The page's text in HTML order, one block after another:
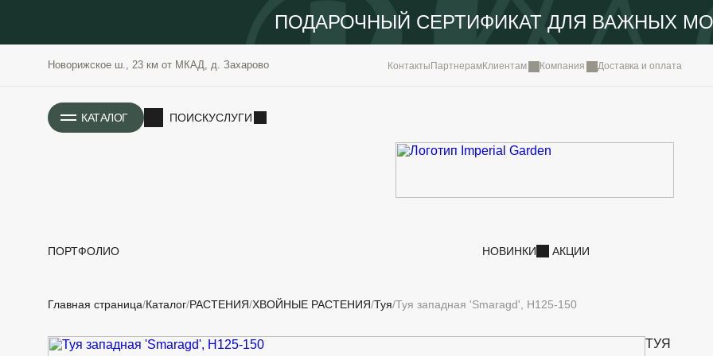
ПОДАРОЧНЫЙ СЕРТИФИКАТ ДЛЯ ВАЖНЫХ
Новорижское ш., 23 км от МКАД, д. Захарово Контакты ПартнерамКлиентам Компания Доставка и оплата
КАТАЛОГ ПОИСКУСЛУГИ
ПОРТФОЛИО НОВИНКИ АКЦИИ
РАСТЕНИЯ
ОЗЕЛЕНЕНИЕ
ИСТОРИЯ
Главная страница Каталог РАСТЕНИЯ ХВОЙНЫЕ РАСТЕНИЯ Туя Туя западная 'Smaragd', H125-150
ТУЯ